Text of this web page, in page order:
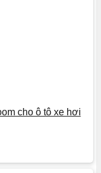
cho ô tô xe hơi